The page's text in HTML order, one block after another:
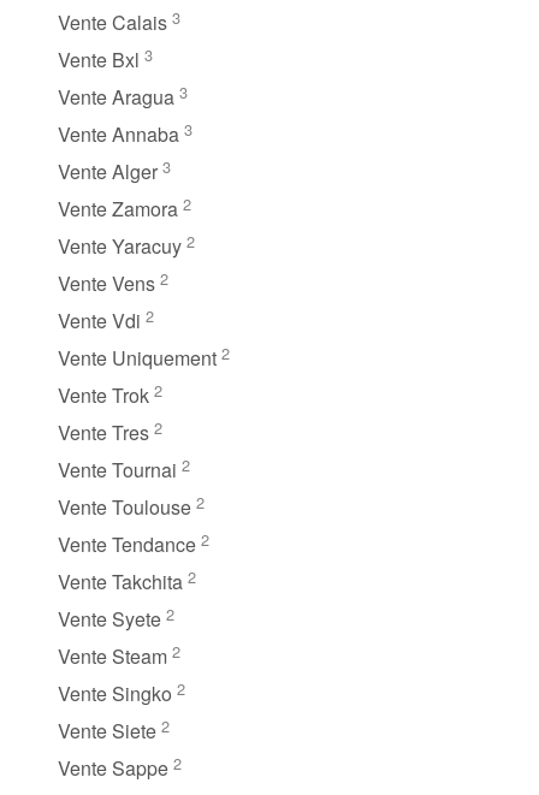
Vente Calais 3
Vente Bxl 3
Vente Aragua 3
Vente Annaba 3
Vente Alger 3
Vente Zamora 2
Vente Yaracuy 2
Vente Vens 2
Vente Vdi 2
Vente Uniquement 2
Vente Trok 2
Vente Tres 2
Vente Tournai 2
Vente Toulouse 2
Vente Tendance 2
Vente Takchita 2
Vente Syete 2
Vente Steam 2
Vente Singko 2
Vente Siete 2
Vente Sappe 2